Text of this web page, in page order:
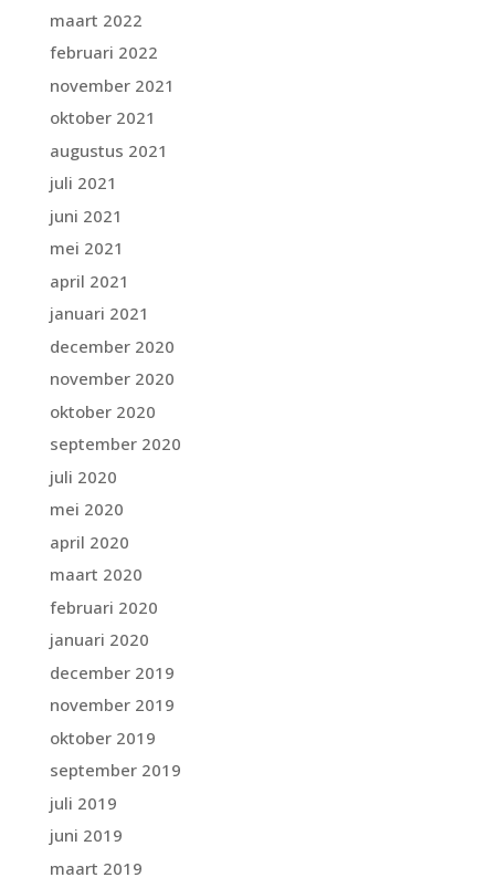
maart 2022
februari 2022
november 2021
oktober 2021
augustus 2021
juli 2021
juni 2021
mei 2021
april 2021
januari 2021
december 2020
november 2020
oktober 2020
september 2020
juli 2020
mei 2020
april 2020
maart 2020
februari 2020
januari 2020
december 2019
november 2019
oktober 2019
september 2019
juli 2019
juni 2019
maart 2019